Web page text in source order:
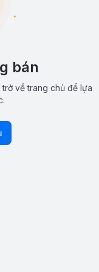
bán
về trang chủ để lựa